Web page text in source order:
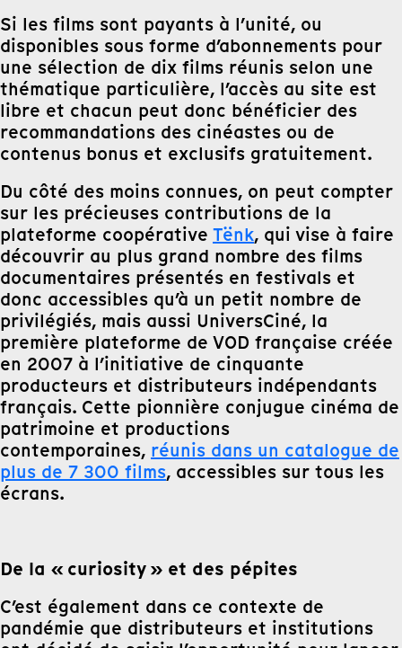
Si les films sont payants à l’unité, ou
disponibles sous forme d’abonnements pour
une sélection de dix films réunis selon une
thématique particulière, l’accès au site est
libre et chacun peut donc bénéficier des
recommandations des cinéastes ou de
contenus bonus et exclusifs gratuitement.
Du côté des moins connues, on peut compter
sur les précieuses contributions de la
plateforme coopérative Tënk, qui vise à faire
découvrir au plus grand nombre des films
documentaires présentés en festivals et
donc accessibles qu’à un petit nombre de
privilégiés, mais aussi UniversCiné, la
première plateforme de VOD française créée
en 2007 à l’initiative de cinquante
producteurs et distributeurs indépendants
français. Cette pionnière conjugue cinéma de
patrimoine et productions
contemporaines, réunis dans un catalogue de
plus de 7 300 films, accessibles sur tous les
écrans.
De la « curiosity » et des pépites
C’est également dans ce contexte de
pandémie que distributeurs et institutions